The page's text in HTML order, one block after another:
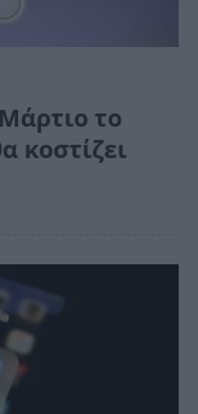
το
κοστίζει